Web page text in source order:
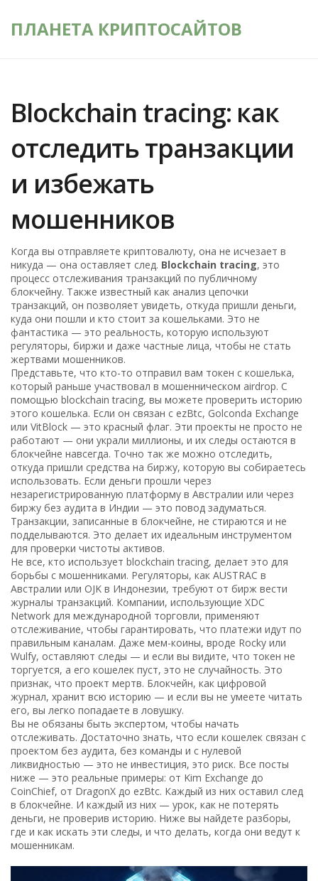
ПЛАНЕТА КРИПТОСАЙТОВ
Blockchain tracing: как
отследить транзакции
и избежать
мошенников
Когда вы отправляете криптовалюту, она не исчезает в
никуда — она оставляет след. Blockchain tracing,это
процесс отслеживания транзакций по публичному
блокчейну. Также известный как анализ цепочки
транзакций, он позволяет увидеть, откуда пришли деньги,
куда они пошли и кто стоит за кошельками. Это не
фантастика — это реальность, которую используют
регуляторы, биржи и даже частные лица, чтобы не стать
жертвами мошенников.
Представьте, что кто-то отправил вам токен с кошелька,
который раньше участвовал в мошенническом airdrop. С
помощьюblockchain tracing,вы можете проверить историю
этого кошелька. Если он связан с ezBtc, Golconda Exchange
или VitBlock — это красный флаг. Эти проекты не просто не
работают — они украли миллионы, и их следы остаются в
блокчейне навсегда. Точно так же можно отследить,
откуда пришли средства на биржу, которую вы собираетесь
использовать. Если деньги прошли через
незарегистрированную платформу в Австралии или через
биржу без аудита в Индии — это повод задуматься.
Транзакции,записанные в блокчейне, не стираются и не
подделываются. Это делает их идеальным инструментом
для проверки чистоты активов.
Не все, кто используетblockchain tracing,делает это для
борьбы с мошенниками. Регуляторы, как AUSTRAC в
Австралии или OJK в Индонезии, требуют от бирж вести
журналы транзакций. Компании, использующие XDC
Network для международной торговли, применяют
отслеживание, чтобы гарантировать, что платежи идут по
правильным каналам. Даже мем-коины, вроде Rocky или
Wulfy, оставляют следы — и если вы видите, что токен не
торгуется, а его кошелек пуст, это не случайность. Это
признак, что проект мертв. Блокчейн,как цифровой
журнал, хранит всю историю — и если вы не умеете читать
его, вы легко попадаете в ловушку.
Вы не обязаны быть экспертом, чтобы начать
отслеживать. Достаточно знать, что если кошелек связан с
проектом без аудита, без команды и с нулевой
ликвидностью — это не инвестиция, это риск. Все посты
ниже — это реальные примеры: от Kim Exchange до
CoinChief, от DragonX до ezBtc. Каждый из них оставил след
в блокчейне. И каждый из них — урок, как не потерять
деньги, не проверив историю. Ниже вы найдете разборы,
где и как искать эти следы, и что делать, когда они ведут к
мошенникам.